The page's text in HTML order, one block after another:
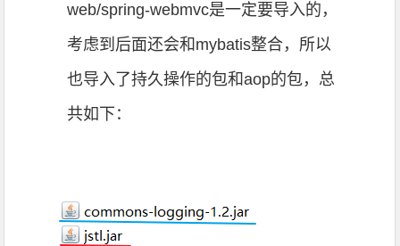
web/spring-webmvc是一定要导入的，
考虑到后面还会和mybatis整合，所以
也导入了持久操作的包和aop的包，总
共如下：